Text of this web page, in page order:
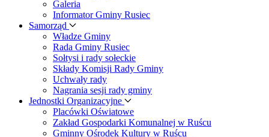
Galeria
Informator Gminy Rusiec
Samorząd
Władze Gminy
Rada Gminy Rusiec
Sołtysi i rady sołeckie
Składy Komisji Rady Gminy
Uchwały rady
Nagrania sesji rady gminy
Jednostki Organizacyjne
Placówki Oświatowe
Zakład Gospodarki Komunalnej w Ruścu
Gminny Ośrodek Kultury w Ruścu